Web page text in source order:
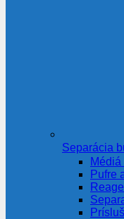
Separácia
Pufre